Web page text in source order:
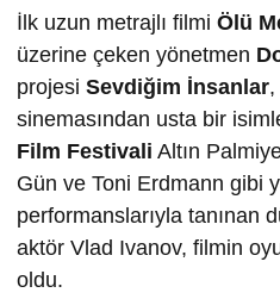
İlk uzun metrajlı filmi Ölü
üzerine çeken yönetmen
projesi Sevdiğim İnsanlar
sinemasından usta bir
Film Festivali Altın
Gün ve Toni Erdmann gibi
performanslarıyla tanınan
aktör Vlad Ivanov, filmin
oldu.